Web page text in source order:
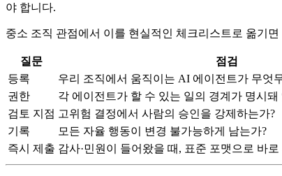
야 합니다.
중소 조직 관점에서 이를 현실적인 체크리스트로 옮기
질문
점검
등록
우리 조직에서 움직이는 AI 에이전트가 무엇
권한
각 에이전트가 할 수 있는 일의 경계가 명시돼
검토 지점 고위험 결정에서 사람의 승인을 강제하는가?
기록
모든 자율 행동이 변경 불가능하게 남는가?
즉시 제출 감사·민원이 들어왔을 때, 표준 포맷으로 바